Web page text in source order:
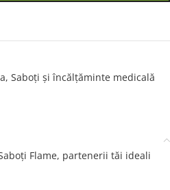
, Saboți și încălțăminte medicală
Flame, partenerii tăi ideali